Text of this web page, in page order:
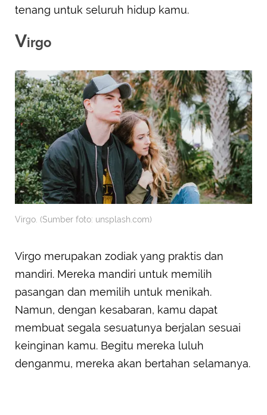
tenang untuk seluruh hidup kamu.
Virgo
Virgo. (Sumber foto: unsplash.com)
Virgo merupakan zodiak yang praktis dan
mandiri. Mereka mandiri untuk memilih
pasangan dan memilih untuk menikah.
Namun, dengan kesabaran, kamu dapat
membuat segala sesuatunya berjalan sesuai
keinginan kamu. Begitu mereka luluh
denganmu, mereka akan bertahan selamanya.